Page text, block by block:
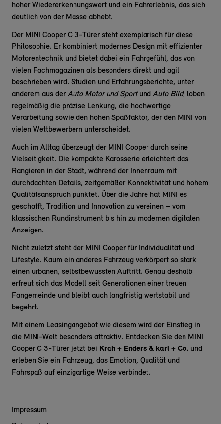
hoher Wiedererkennungswert und ein Fahrerlebnis, das sich
deutlich von der Masse abhebt.
Der MINI Cooper C 3-Türer steht exemplarisch für diese
Philosophie. Er kombiniert modernes Design mit effizienter
Motorentechnik und bietet dabei ein Fahrgefühl, das von
vielen Fachmagazinen als besonders direkt und agil
beschrieben wird. Studien und Erfahrungsberichte, unter
anderem aus der Auto Motor und Sportund Auto Bild, loben
regelmäßig die präzise Lenkung, die hochwertige
Verarbeitung sowie den hohen Spaßfaktor, der den MINI von
vielen Wettbewerbern unterscheidet.
Auch im Alltag überzeugt der MINI Cooper durch seine
Vielseitigkeit. Die kompakte Karosserie erleichtert das
Rangieren in der Stadt, während der Innenraum mit
durchdachten Details, zeitgemäßer Konnektivität und hohem
Qualitätsanspruch punktet. Über die Jahre hat MINI es
geschafft, Tradition und Innovation zu vereinen – vom
klassischen Rundinstrument bis hin zu modernen digitalen
Anzeigen.
Nicht zuletzt steht der MINI Cooper für Individualität und
Lifestyle. Kaum ein anderes Fahrzeug verkörpert so stark
einen urbanen, selbstbewussten Auftritt. Genau deshalb
erfreut sich das Modell seit Generationen einer treuen
Fangemeinde und bleibt auch langfristig wertstabil und
begehrt.
Mit einem Leasingangebot wie diesem wird der Einstieg in
die MINI-Welt besonders attraktiv. Entdecken Sie den MINI
Cooper C 3-Türer jetzt bei Krah + Enders & karl + Co. und
erleben Sie ein Fahrzeug, das Emotion, Qualität und
Fahrspaß auf einzigartige Weise verbindet.
Impressum